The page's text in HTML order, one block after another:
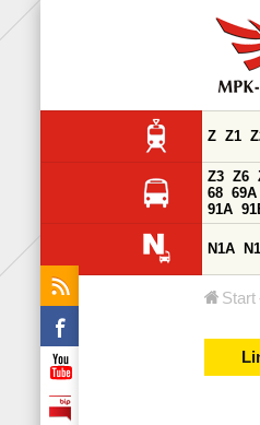
Start
Z Z1
Z3 Z6
68 69A
91A
N1A